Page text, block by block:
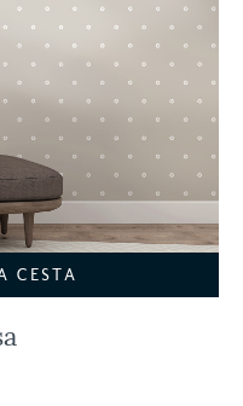
CESTA